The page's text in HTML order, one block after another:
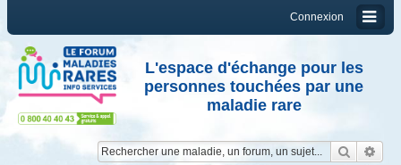
Connexion
L'espace d'échange pour les
personnes touchées par une
maladie rare